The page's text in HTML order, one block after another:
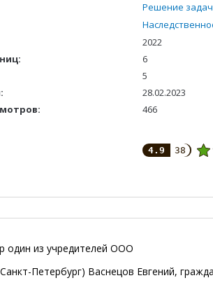
Решение задач
2022
6
5
28.02.2023
466
4.9 38
один из учредителей ООО
Петербург) Васнецов Евгений,